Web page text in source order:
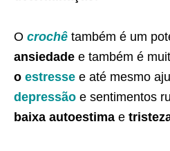
O crochê também é um
ansiedade e também é
o estresse e até mesmo
depressão e sentimentos
baixa autoestima e